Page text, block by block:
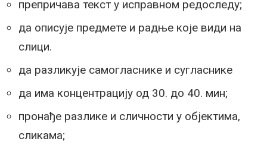
препричава текст у исправном редоследу;
да описује предмете и радње које види на
слици.
да разликује самогласнике и сугласнике
да има концентрацију од 30. до 40. мин;
пронађе разлике и сличности у објектима,
сликама;